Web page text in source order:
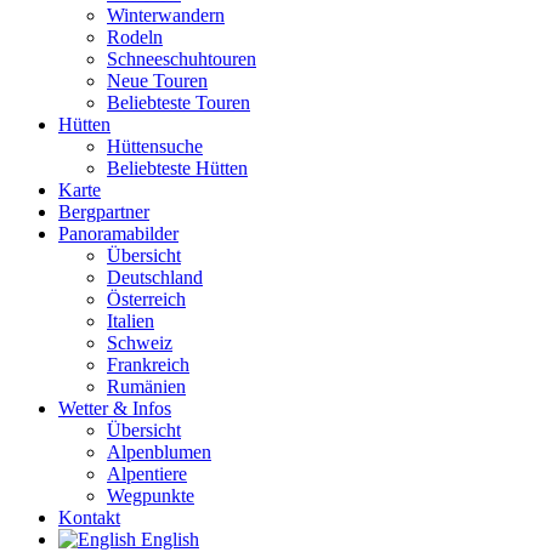
Winterwandern
Rodeln
Schneeschuhtouren
Neue Touren
Beliebteste Touren
Hütten
Hüttensuche
Beliebteste Hütten
Karte
Bergpartner
Panoramabilder
Übersicht
Deutschland
Österreich
Italien
Schweiz
Frankreich
Rumänien
Wetter & Infos
Übersicht
Alpenblumen
Alpentiere
Wegpunkte
Kontakt
English